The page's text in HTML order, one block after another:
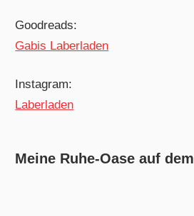
Goodreads:
Gabis Laberladen
Instagram:
Laberladen
Meine Ruhe-Oase auf